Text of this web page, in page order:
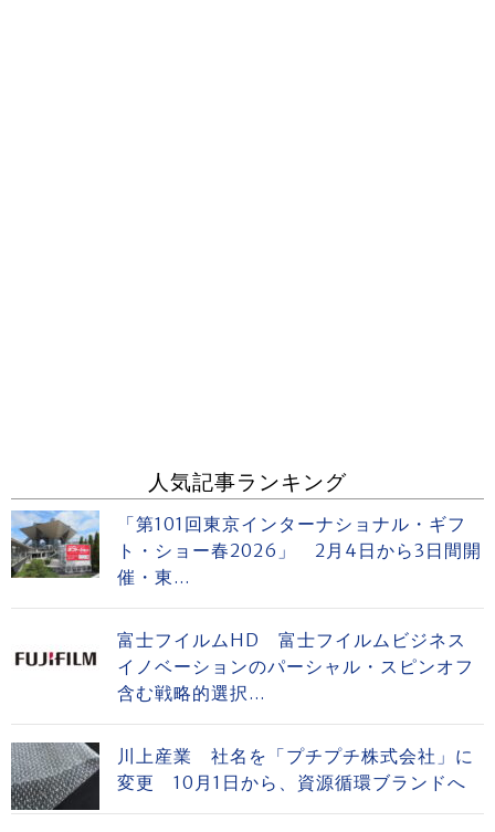
人気記事ランキング
「第101回東京インターナショナル・ギフ
ト・ショー春2026」 2月4日から3日間開
催・東...
富士フイルムHD 富士フイルムビジネス
イノベーションのパーシャル・スピンオフ
含む戦略的選択...
川上産業 社名を「プチプチ株式会社」に
変更 10月1日から、資源循環ブランドへ